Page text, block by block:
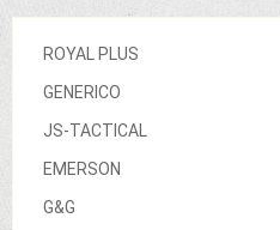
ROYAL PLUS
GENERICO
JS-TACTICAL
EMERSON
G&G